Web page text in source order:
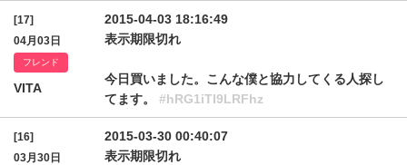
[17]
04月03日
フレンド
VITA
2015-04-03 18:16:49
表示期限切れ
今日買いました。こんな僕と協力してくる人探し
てます。 #hRG1iTl9LRFhz
[16]
03月30日
2015-03-30 00:40:07
表示期限切れ